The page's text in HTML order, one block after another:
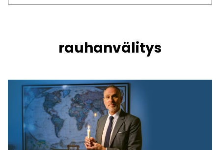
rauhanvälitys